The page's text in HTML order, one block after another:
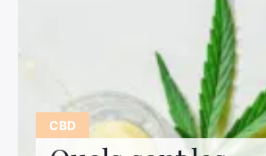
CBD
Finance